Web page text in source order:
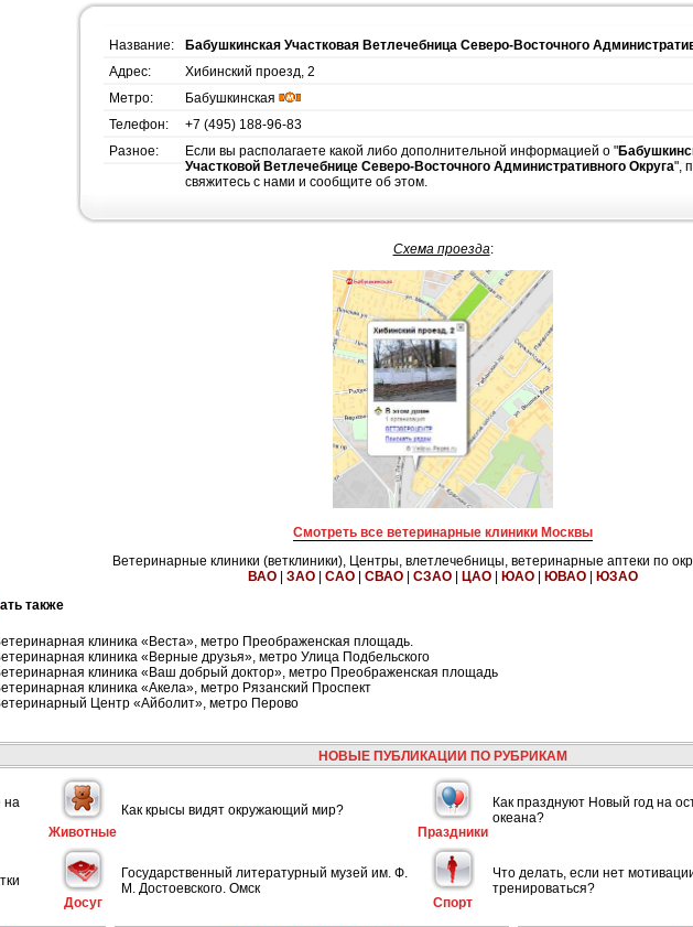
Название:
Бабушкинская Участковая Ветлечебница Северо-Восточного
Адрес:
Хибинский проезд, 2
Метро:
Бабушкинская
Телефон:
+7 (495) 188-96-83
Разное:
Если вы располагаете какой либо дополнительной информацией о "
Участковой Ветлечебнице Северо-Восточного Административного Округа",
свяжитесь с нами и сообщите об этом.
Схема проезда:
Смотреть все ветеринарные клиники Москвы
Ветеринарные клиники (ветклиники), Центры, влетлечебницы, ветеринарные аптеки по
ВАО
ЗАО САО СВАО СЗАО ЦАО ЮАО ЮВАО
ЮЗАО
также
клиника «Веста», метро Преображенская площадь.
клиника «Верные друзья», метро Улица Подбельского
клиника «Ваш добрый доктор», метро Преображенская площадь
клиника «Акела», метро Рязанский Проспект
Центр «Айболит», метро Перово
НОВЫЕ ПУБЛИКАЦИИ ПО РУБРИКАМ
на
Животные
Как крысы видят окружающий мир?
Праздники
Как празднуют Новый год на
океана?
Досуг
Государственный литературный музей им. Ф.
М. Достоевского. Омск
Спорт
Что делать, если нет
тренироваться?